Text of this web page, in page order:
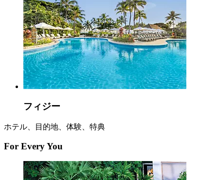
フィジー
ホテル、目的地、体験、特典
For Every You